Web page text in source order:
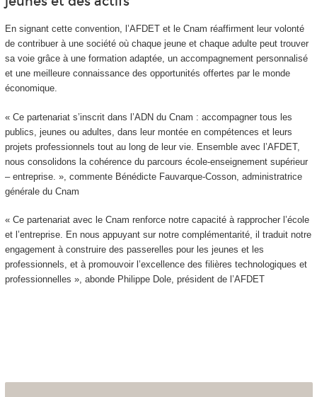
En signant cette convention, l’AFDET et le Cnam réaffirment leur volonté
de contribuer à une société où chaque jeune et chaque adulte peut trouver
sa voie grâce à une formation adaptée, un accompagnement personnalisé
et une meilleure connaissance des opportunités offertes par le monde
économique.
« Ce partenariat s’inscrit dans l’ADN du Cnam : accompagner tous les
publics, jeunes ou adultes, dans leur montée en compétences et leurs
projets professionnels tout au long de leur vie. Ensemble avec l’AFDET,
nous consolidons la cohérence du parcours école-enseignement supérieur
– entreprise. », commente Bénédicte Fauvarque-Cosson, administratrice
générale du Cnam
« Ce partenariat avec le Cnam renforce notre capacité à rapprocher l’école
et l’entreprise. En nous appuyant sur notre complémentarité, il traduit notre
engagement à construire des passerelles pour les jeunes et les
professionnels, et à promouvoir l’excellence des filières technologiques et
professionnelles », abonde Philippe Dole, président de l’AFDET